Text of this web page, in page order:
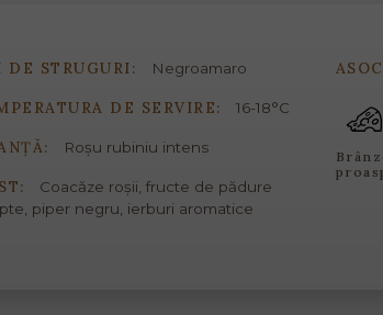
DE STRUGURI: Negroamaro
DE SERVIRE: 16-18°C
Roșu rubiniu intens
Coacăze roșii, fructe de pădure
piper negru, ierburi aromatice